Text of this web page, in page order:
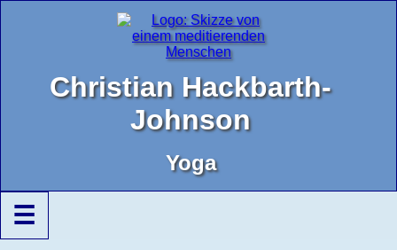
Christian Hackbarth-
Johnson
Yoga
☰